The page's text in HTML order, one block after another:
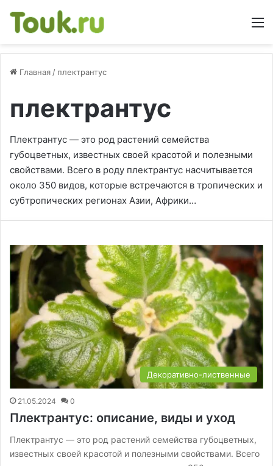
Главная / плектрантус
плектрантус
Плектрантус — это род растений семейства
губоцветных, известных своей красотой и полезными
свойствами. Всего в роду плектрантус насчитывается
около 350 видов, которые встречаются в тропических и
субтропических регионах Азии, Африки…
Декоративно-лиственные
21.05.2024 0
Плектрантус: описание, виды и уход
Плектрантус — это род растений семейства губоцветных,
известных своей красотой и полезными свойствами. Всего